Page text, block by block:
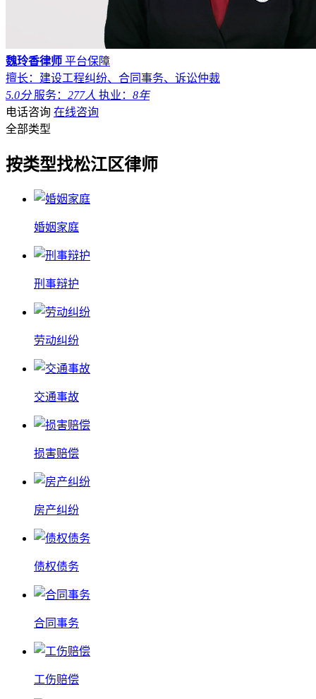
魏玲香律师 平台保障
擅长：建设工程纠纷、合同事务、诉讼仲裁
5.0分 服务： 277人 执业： 8年
电话咨询 在线咨询
全部类型
按类型找松江区律师
婚姻家庭
刑事辩护
劳动纠纷
交通事故
损害赔偿
房产纠纷
债权债务
合同事务
工伤赔偿